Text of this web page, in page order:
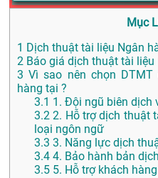
Mục
1 Dịch thuật tài liệu Ngân
2 Báo giá dịch thuật tài liệu
3 Vì sao nên chọn
hàng tại ?
3.1 1. Đội ngũ biên dịch
3.2 2. Hỗ trợ dịch thuật
loại ngôn ngữ
3.3 3. Năng lực dịch
3.4 4. Bảo hành bản
3.5 5. Hỗ trợ khách